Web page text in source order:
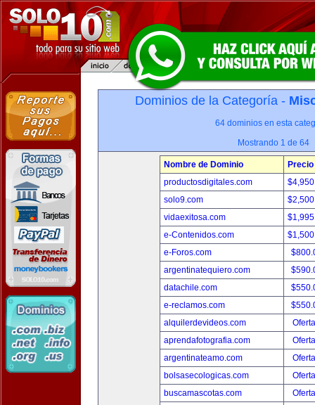
Dominios de la Categoría -
64 dominios en esta
Mostrando 1 de 64
Nombre de Dominio
Precio
productosdigitales.com
solo9.com
vidaexitosa.com
e-Contenidos.com
e-Foros.com
argentinatequiero.com
datachile.com
e-reclamos.com
alquilerdevideos.com
aprendafotografia.com
argentinateamo.com
bolsasecologicas.com
buscamascotas.com